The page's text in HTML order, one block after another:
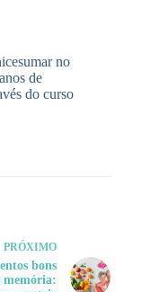
no
de
do curso
PRÓXIMO
bons
memória: